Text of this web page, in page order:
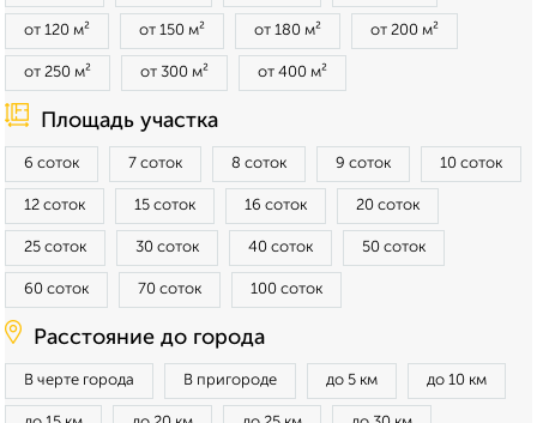
от 120 м² от 150 м² от 180 м² от 200 м²
от 250 м² от 300 м² от 400 м²
Площадь участка
6 соток 7 соток 8 соток 9 соток 10 соток
12 соток 15 соток 16 соток 20 соток
25 соток 30 соток 40 соток 50 соток
60 соток 70 соток 100 соток
Расстояние до города
В черте города В пригороде до 5 км до 10 км